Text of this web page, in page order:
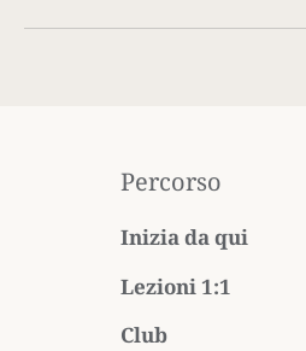
Percorso
Inizia da qui
Lezioni 1:1
Club